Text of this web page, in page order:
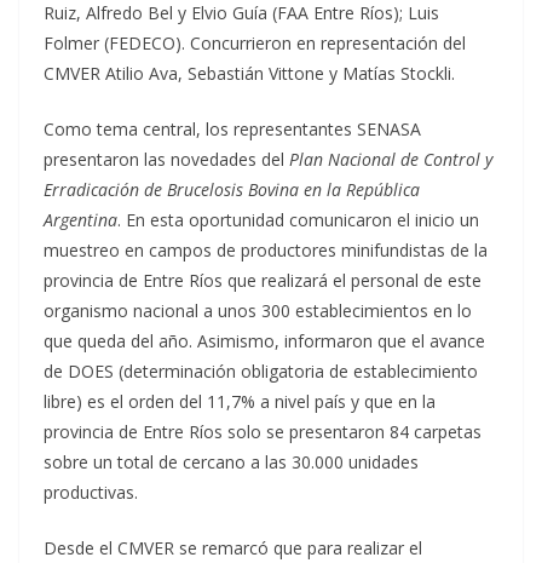
Ruiz, Alfredo Bel y Elvio Guía (FAA Entre Ríos); Luis
Folmer (FEDECO). Concurrieron en representación del
CMVER Atilio Ava, Sebastián Vittone y Matías Stockli.
Como tema central, los representantes SENASA
presentaron las novedades del Plan Nacional de Control y
Erradicación de Brucelosis Bovina en la República
Argentina. En esta oportunidad comunicaron el inicio un
muestreo en campos de productores minifundistas de la
provincia de Entre Ríos que realizará el personal de este
organismo nacional a unos 300 establecimientos en lo
que queda del año. Asimismo, informaron que el avance
de DOES (determinación obligatoria de establecimiento
libre) es el orden del 11,7% a nivel país y que en la
provincia de Entre Ríos solo se presentaron 84 carpetas
sobre un total de cercano a las 30.000 unidades
productivas.
Desde el CMVER se remarcó que para realizar el